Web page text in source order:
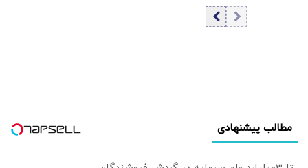
علمیه در حمایت از
پزشکیان و تیم
مطالب پیشنهادی